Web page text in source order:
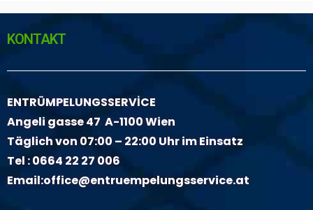
KONTAKT
ENTRÜMPELUNGSSERVİCE
Angeli gasse 47 A-1100 Wien
Täglich von 07:00 – 22:00 Uhr im Einsatz
Tel :0664 22 27 006
Email:office@entruempelungsservice.at